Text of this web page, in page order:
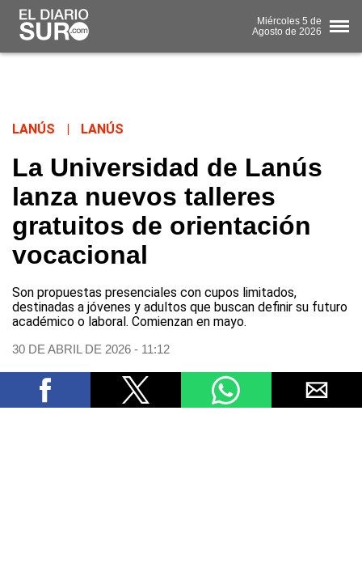
Miércoles 5 de
Agosto de 2026
LANÚS LANÚS
La Universidad de Lanús
lanza nuevos talleres
gratuitos de orientación
vocacional
Son propuestas presenciales con cupos limitados,
destinadas a jóvenes y adultos que buscan definir su futuro
académico o laboral. Comienzan en mayo.
30 DE ABRIL DE 2026 - 11:12